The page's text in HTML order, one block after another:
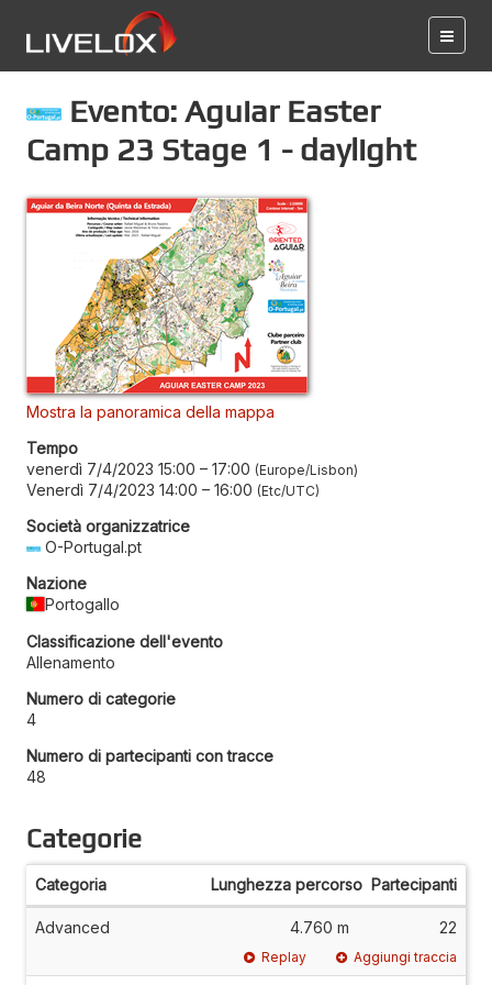
Evento: Aguiar Easter
Camp 23 Stage 1 - daylight
Mostra la panoramica della mappa
Tempo
venerdì 7/4/2023 15:00 – 17:00 Europe/Lisbon
Venerdì 7/4/2023 14:00 – 16:00 Etc/UTC
Società organizzatrice
O-Portugal.pt
Nazione
Portogallo
Classificazione dell'evento
Allenamento
Numero di categorie
4
Numero di partecipanti con tracce
48
Categorie
Categoria Lunghezza percorso Partecipanti
Advanced 4.760 m 22
Replay Aggiungi traccia